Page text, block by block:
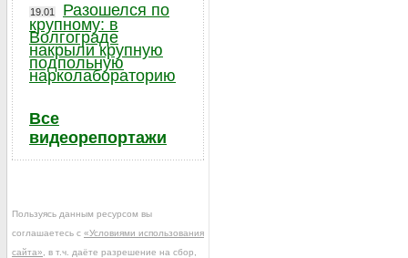
19.01
Разошелся по
крупному: в
Волгограде
накрыли крупную
подпольную
нарколабораторию
Все
видеорепортажи
Пользуясь данным ресурсом вы
соглашаетесь с «Условиями использования
сайта» , в т.ч. даёте разрешение на сбор,